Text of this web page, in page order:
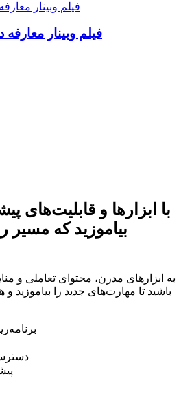
فیلم وبینار
با ابزارها و قابلیت‌های
بیاموزید که
به ابزارهای مدرن، محتوای تعاملی و
باشید تا مهارت‌های جدید را بیاموزید و